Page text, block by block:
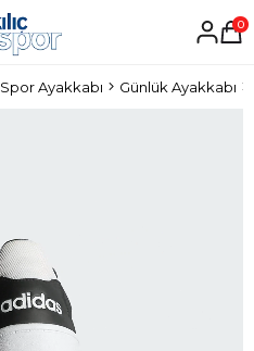
0
Spor Ayakkabı Günlük Ayakkabı